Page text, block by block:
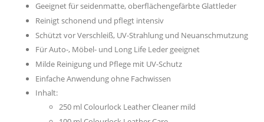
Geeignet für seidenmatte, oberflächengefärbte Glattleder
Reinigt schonend und pflegt intensiv
Schützt vor Verschleiß, UV-Strahlung und Neuanschmutzung
Für Auto-, Möbel- und Long Life Leder geeignet
Milde Reinigung und Pflege mit UV-Schutz
Einfache Anwendung ohne Fachwissen
Inhalt:
250 ml Colourlock Leather Cleaner mild